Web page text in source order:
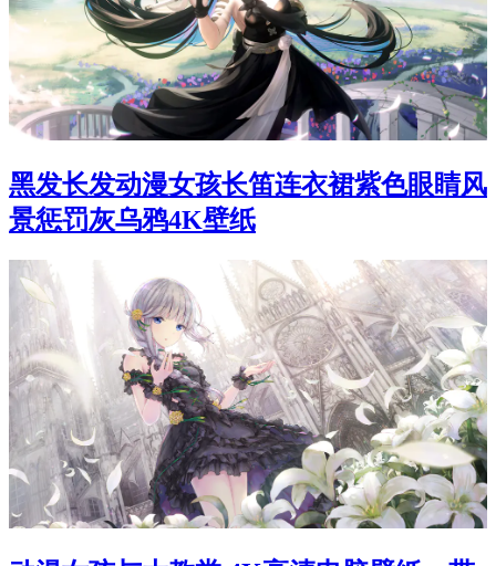
黑发长发动漫女孩长笛连衣裙紫色眼睛风
景惩罚灰乌鸦4K壁纸